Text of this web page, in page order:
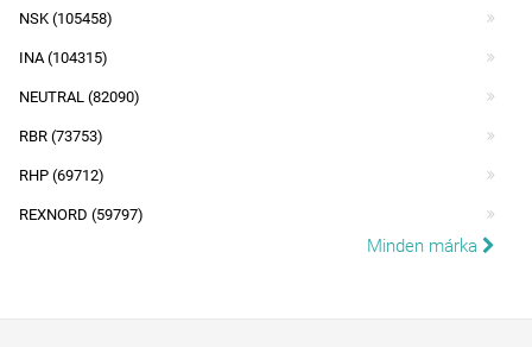
NSK (105458)
INA (104315)
NEUTRAL (82090)
RBR (73753)
RHP (69712)
REXNORD (59797)
Minden márka